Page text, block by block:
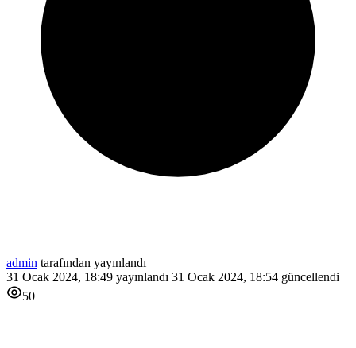
admin tarafından yayınlandı
31 Ocak 2024, 18:49 yayınlandı 31 Ocak 2024, 18:54 güncellendi
50